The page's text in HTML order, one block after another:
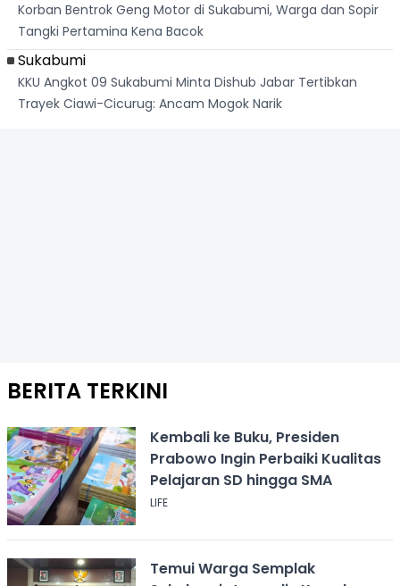
Korban Bentrok Geng Motor di Sukabumi, Warga dan Sopir
Tangki Pertamina Kena Bacok
Sukabumi
KKU Angkot 09 Sukabumi Minta Dishub Jabar Tertibkan
Trayek Ciawi-Cicurug: Ancam Mogok Narik
BERITA TERKINI
Kembali ke Buku, Presiden
Prabowo Ingin Perbaiki Kualitas
Pelajaran SD hingga SMA
LIFE
Temui Warga Semplak